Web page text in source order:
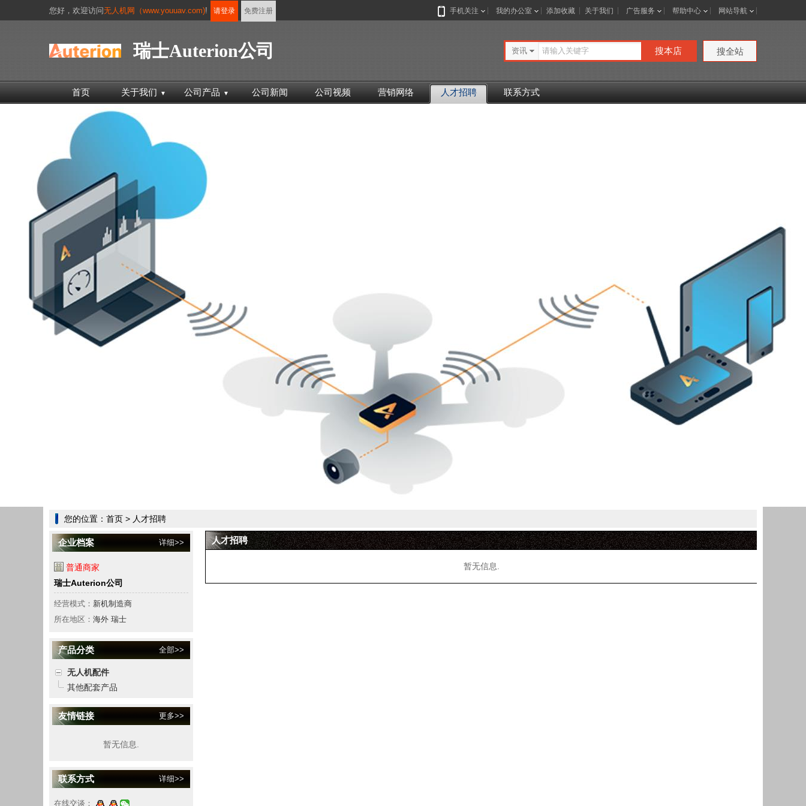
您好， 欢迎访问无人机网（www.youuav.com)! 请登录 免费注册 手机关注 我的办公室 添加收藏 关于我们 广告服务 帮助中心 网站导航
瑞士Auterion公司 资讯 搜本店 搜全站
首页 关于我们 ▼ 公司产品 ▼ 公司新闻 公司视频 营销网络 人才招聘 联系方式
您的位置： 首页 > 人才招聘
企业档案 详细>>
普通商家
瑞士Auterion公司
经营模式： 新机制造商
所在地区： 海外 瑞士
产品分类 全部>>
无人机配件
其他配套产品
友情链接 更多>>
暂无信息.
联系方式 详细>>
在线交谈：
人才招聘
暂无信息.